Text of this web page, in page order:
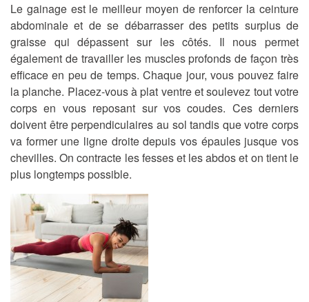
Le gainage est le meilleur moyen de renforcer la ceinture
abdominale et de se débarrasser des petits surplus de
graisse qui dépassent sur les côtés. Il nous permet
également de travailler les muscles profonds de façon très
efficace en peu de temps. Chaque jour, vous pouvez faire
la planche. Placez-vous à plat ventre et soulevez tout votre
corps en vous reposant sur vos coudes. Ces derniers
doivent être perpendiculaires au sol tandis que votre corps
va former une ligne droite depuis vos épaules jusque vos
chevilles. On contracte les fesses et les abdos et on tient le
plus longtemps possible.